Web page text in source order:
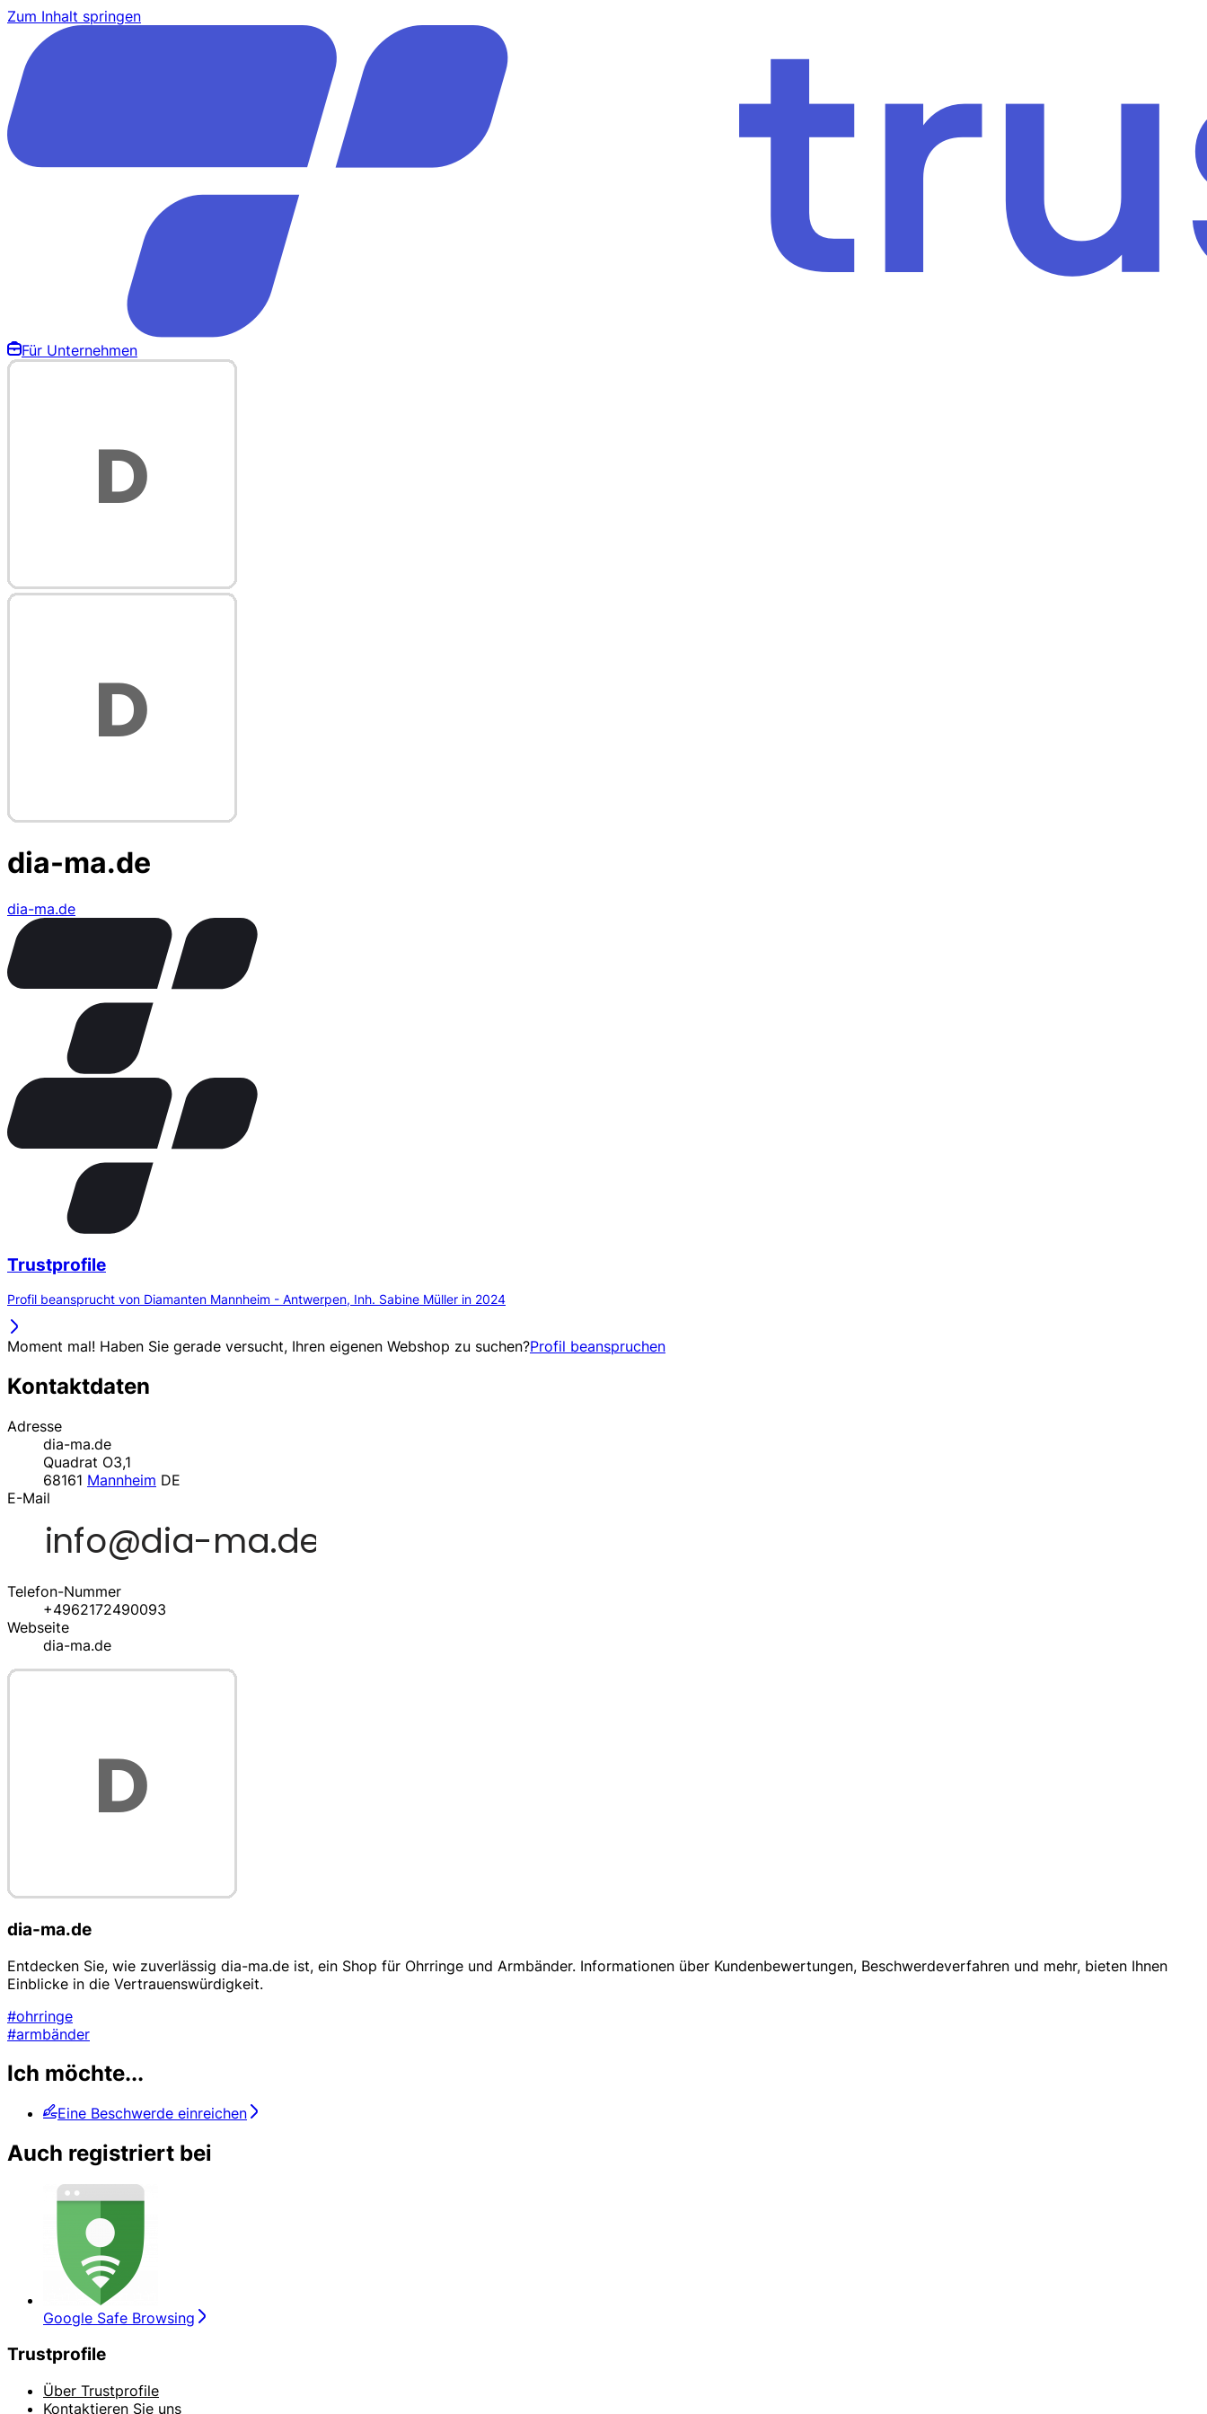
Zum Inhalt springen
Für Unternehmen
dia-ma.de
dia-ma.de
Trustprofile
Profil beansprucht von Diamanten Mannheim - Antwerpen, Inh. Sabine Müller in 2024
Moment mal! Haben Sie gerade versucht, Ihren eigenen Webshop zu suchen?Profil beanspruchen
Kontaktdaten
Adresse
dia-ma.de
Quadrat O3,1
68161 Mannheim DE
E-Mail
Telefon-Nummer
+4962172490093
Webseite
dia-ma.de
dia-ma.de
Entdecken Sie, wie zuverlässig dia-ma.de ist, ein Shop für Ohrringe und Armbänder. Informationen über Kundenbewertungen, Beschwerdeverfahren und mehr, bieten Ihnen
Einblicke in die Vertrauenswürdigkeit.
#ohrringe
#armbänder
Ich möchte...
Eine Beschwerde einreichen
Auch registriert bei
Google Safe Browsing
Trustprofile
Über Trustprofile
Kontaktieren Sie uns